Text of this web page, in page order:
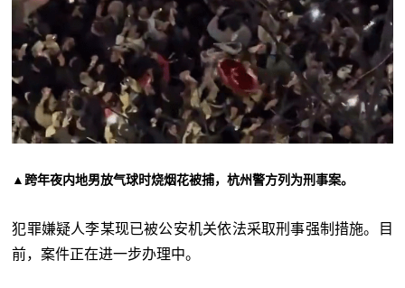
▲跨年夜内地男放气球时烧烟花被捕，杭州警方列为刑事案。
犯罪嫌疑人李某现已被公安机关依法采取刑事强制措施。目
前，案件正在进一步办理中。